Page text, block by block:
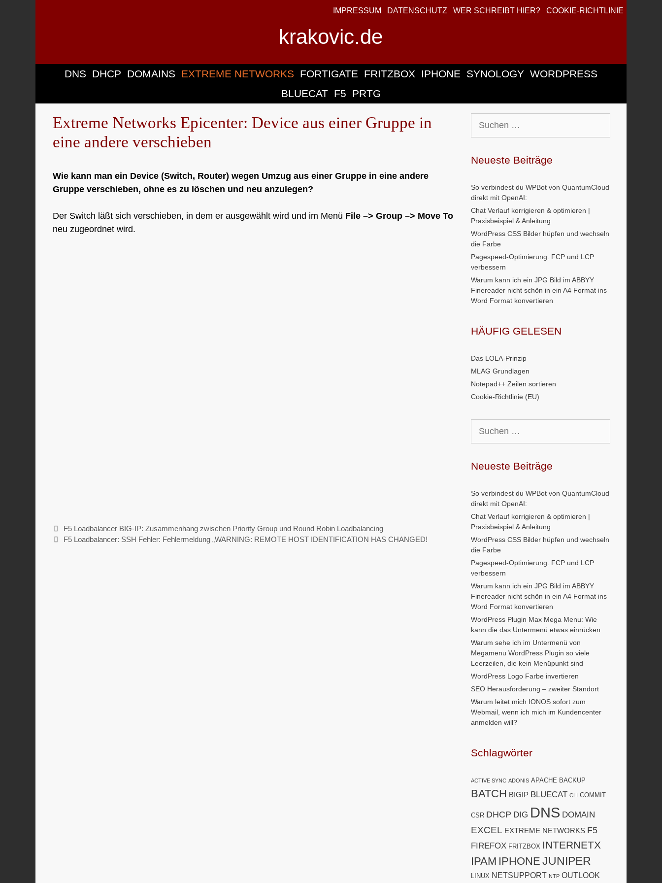
IMPRESSUM DATENSCHUTZ WER SCHREIBT HIER? COOKIE-RICHTLINIE
krakovic.de
DNS DHCP DOMAINS EXTREME NETWORKS FORTIGATE FRITZBOX IPHONE SYNOLOGY WORDPRESS
BLUECAT F5 PRTG
Extreme Networks Epicenter: Device aus einer Gruppe in
eine andere verschieben
Wie kann man ein Device (Switch, Router) wegen Umzug aus einer Gruppe in eine andere
Gruppe verschieben, ohne es zu löschen und neu anzulegen?
Der Switch läßt sich verschieben, in dem er ausgewählt wird und im Menü File –> Group –> Move To
neu zugeordnet wird.
F5 Loadbalancer BIG-IP: Zusammenhang zwischen Priority Group und Round Robin Loadbalancing
F5 Loadbalancer: SSH Fehler: Fehlermeldung „WARNING: REMOTE HOST IDENTIFICATION HAS CHANGED!
nach:
Neueste Beiträge
So verbindest du WPBot von QuantumCloud
direkt mit OpenAI:
Chat Verlauf korrigieren & optimieren |
Praxisbeispiel & Anleitung
WordPress CSS Bilder hüpfen und wechseln
die Farbe
Pagespeed-Optimierung: FCP und LCP
verbessern
Warum kann ich ein JPG Bild im ABBYY
Finereader nicht schön in ein A4 Format ins
Word Format konvertieren
HÄUFIG GELESEN
Das LOLA-Prinzip
MLAG Grundlagen
Notepad++ Zeilen sortieren
Cookie-Richtlinie (EU)
nach:
Neueste Beiträge
So verbindest du WPBot von QuantumCloud
direkt mit OpenAI:
Chat Verlauf korrigieren & optimieren |
Praxisbeispiel & Anleitung
WordPress CSS Bilder hüpfen und wechseln
die Farbe
Pagespeed-Optimierung: FCP und LCP
verbessern
Warum kann ich ein JPG Bild im ABBYY
Finereader nicht schön in ein A4 Format ins
Word Format konvertieren
WordPress Plugin Max Mega Menu: Wie
kann die das Untermenü etwas einrücken
Warum sehe ich im Untermenü von
Megamenu WordPress Plugin so viele
Leerzeilen, die kein Menüpunkt sind
WordPress Logo Farbe invertieren
SEO Herausforderung – zweiter Standort
Warum leitet mich IONOS sofort zum
Webmail, wenn ich mich im Kundencenter
anmelden will?
Schlagwörter
ACTIVE SYNC ADONIS APACHE BACKUP
BATCH BIGIP BLUECAT CLI COMMIT
CSR DHCP DIG DNS DOMAIN
EXCEL EXTREME NETWORKS F5
FIREFOX FRITZBOX INTERNETX
IPAM IPHONE JUNIPER
LINUX NETSUPPORT NTP OUTLOOK